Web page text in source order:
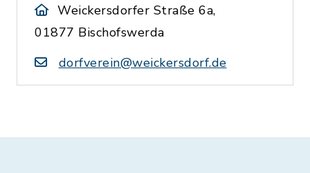
Weickersdorfer Straße 6a,
01877 Bischofswerda
dorfverein@weickersdorf.de